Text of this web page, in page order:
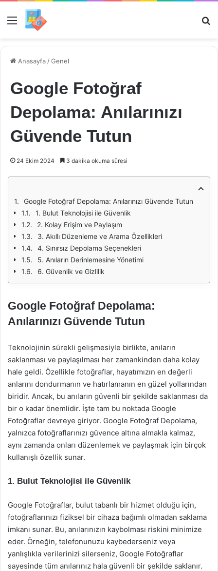
Menü
Anasayfa /Genel
Google Fotoğraf
Depolama: Anılarınızı
Güvende Tutun
24 Ekim 2024 3 dakika okuma süresi
Google Fotoğraf Depolama: Anılarınızı Güvende Tutun
1. Bulut Teknolojisi ile Güvenlik
2. Kolay Erişim ve Paylaşım
3. Akıllı Düzenleme ve Arama Özellikleri
4. Sınırsız Depolama Seçenekleri
5. Anıların Derinlemesine Yönetimi
6. Güvenlik ve Gizlilik
Google Fotoğraf Depolama:
Anılarınızı Güvende Tutun
Teknolojinin sürekli gelişmesiyle birlikte, anıların
saklanması ve paylaşılması her zamankinden daha kolay
hale geldi. Özellikle fotoğraflar, hayatımızın en değerli
anlarını dondurmanın ve hatırlamanın en güzel yollarından
biridir. Ancak, bu anıların güvenli bir şekilde saklanması da
bir o kadar önemlidir. İşte tam bu noktada Google
Fotoğraflar devreye giriyor. Google Fotoğraf Depolama,
yalnızca fotoğraflarınızı güvence altına almakla kalmaz,
aynı zamanda onları düzenlemek ve paylaşmak için birçok
kullanışlı özellik sunar.
1. Bulut Teknolojisi ile Güvenlik
Google Fotoğraflar, bulut tabanlı bir hizmet olduğu için,
fotoğraflarınızı fiziksel bir cihaza bağımlı olmadan saklama
imkanı sunar. Bu, anılarınızın kaybolması riskini minimize
eder. Örneğin, telefonunuzu kaybederseniz veya
yanlışlıkla verilerinizi silerseniz, Google Fotoğraflar
sayesinde tüm anılarınız hala güvenli bir şekilde saklanır.